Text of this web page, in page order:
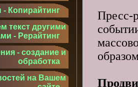
Пресс-
Копирайтинг
текст другими
- Рерайтинг
- создание и
обработка
на Вашем